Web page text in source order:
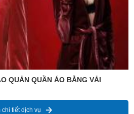
QUẢN QUẦN ÁO BẰNG VẢI
chi tiết dịch vụ